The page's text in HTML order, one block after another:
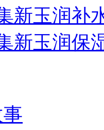
新玉润补
新玉润保